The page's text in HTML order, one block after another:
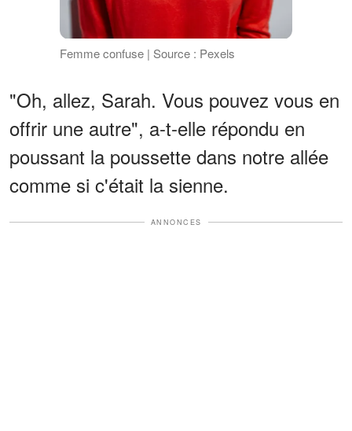
Femme confuse | Source : Pexels
"Oh, allez, Sarah. Vous pouvez vous en
offrir une autre", a-t-elle répondu en
poussant la poussette dans notre allée
comme si c'était la sienne.
ANNONCES